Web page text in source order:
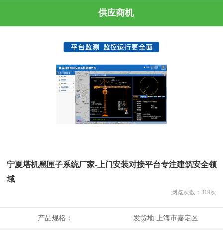
供应商机
宁夏塔机黑匣子系统厂家-上门安装对接平台专注建筑安全领
域
浏览次数： 319次
产品规格： 发货地:上海市嘉定区